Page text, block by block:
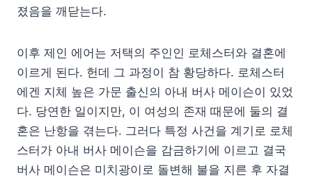
졌음을 깨닫는다.
이후 제인 에어는 저택의 주인인 로체스터와 결혼에
이르게 된다. 헌데 그 과정이 참 황당하다. 로체스터
에겐 지체 높은 가문 출신의 아내 버사 메이슨이 있었
다. 당연한 일이지만, 이 여성의 존재 때문에 둘의 결
혼은 난항을 겪는다. 그러다 특정 사건을 계기로 로체
스터가 아내 버사 메이슨을 감금하기에 이르고 결국
버사 메이슨은 미치광이로 돌변해 불을 지른 후 자결